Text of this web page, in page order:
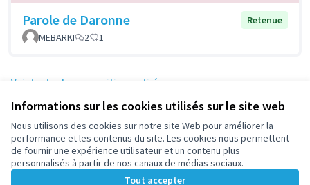
Informations sur les cookies utilisés sur le site web
Nous utilisons des cookies sur notre site Web pour améliorer la
performance et les contenus du site. Les cookies nous permettent
de fournir une expérience utilisateur et un contenu plus
personnalisés à partir de nos canaux de médias sociaux.
Tout accepter
Parole de Daronne
Retenue
MEBARKI
2 1
Voir toutes les propositions retirées
Conditions d'utilisation
Paramètres des cookies
participez.nanterre.fr sur X
(Lien externe)
participez.nanterre.fr sur Facebook
participez.nanterre.fr sur Instagram
participez.nanterre.fr sur YouTube
(Lien externe)
participez.nanterre.fr sur GitHub
(Lien externe)